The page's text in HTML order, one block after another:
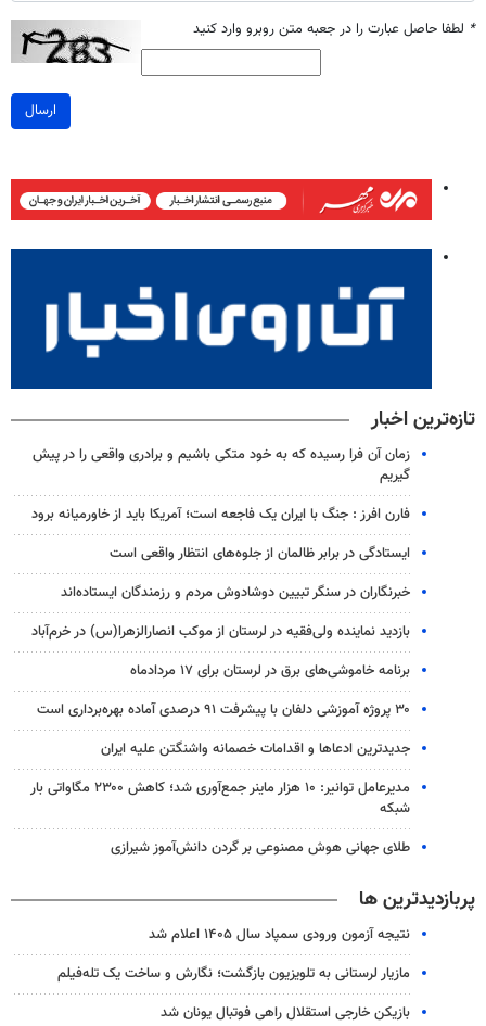
* لطفا حاصل عبارت را در جعبه متن روبرو وارد کنید
ارسال
تازه‌ترین اخبار
زمان آن فرا رسیده که به خود متکی باشیم و برادری واقعی را در پیش
گیریم
فارن افرز : جنگ با ایران یک فاجعه است؛ آمریکا باید از خاورمیانه برود
ایستادگی در برابر ظالمان از جلوه‌های انتظار واقعی است
خبرنگاران در سنگر تبیین دوشادوش مردم و رزمندگان ایستاده‌اند
بازدید نماینده ولی‌فقیه در لرستان از موکب انصارالزهرا(س) در خرم‌آباد
برنامه خاموشی‌های برق در لرستان برای ۱۷ مردادماه
۳۰ پروژه آموزشی دلفان با پیشرفت ۹۱ درصدی آماده بهره‌برداری است
جدیدترین ادعاها و اقدامات خصمانه واشنگتن علیه ایران
مدیرعامل توانیر: ۱۰ هزار ماینر جمع‌آوری شد؛ کاهش ۲۳۰۰ مگاواتی بار
شبکه
طلای جهانی هوش مصنوعی بر گردن دانش‌آموز شیرازی
پربازدیدترین ها
نتیجه آزمون ورودی سمپاد سال ۱۴۰۵ اعلام شد
مازیار لرستانی به تلویزیون بازگشت؛ نگارش و ساخت یک تله‌فیلم
بازیکن خارجی استقلال راهی فوتبال یونان شد